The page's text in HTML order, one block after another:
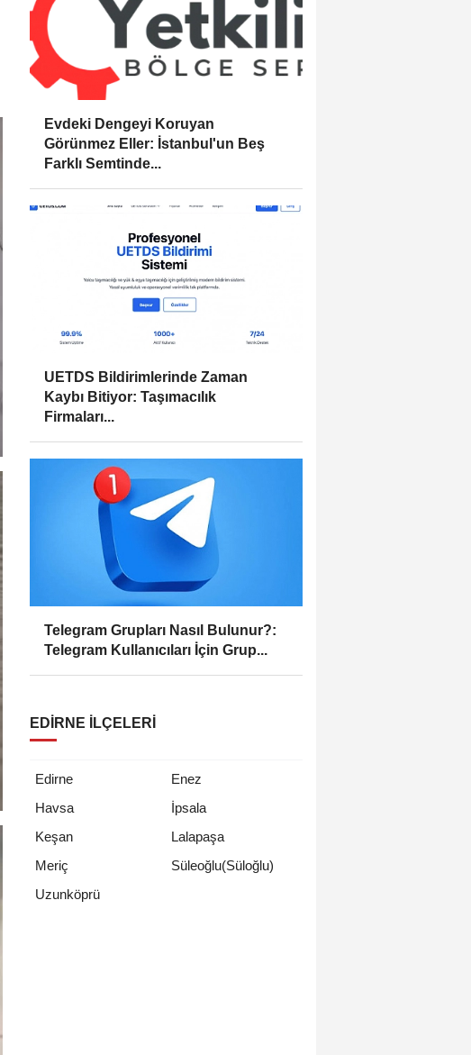
Evdeki Dengeyi Koruyan
Görünmez Eller: İstanbul'un Beş
Farklı Semtinde...
UETDS Bildirimlerinde Zaman
Kaybı Bitiyor: Taşımacılık
Firmaları...
Telegram Grupları Nasıl Bulunur?:
Telegram Kullanıcıları İçin Grup...
EDIRNE İLÇELERI
Edirne
Enez
Havsa
İpsala
Keşan
Lalapaşa
Meriç
Süleoğlu(Süloğlu)
Uzunköprü